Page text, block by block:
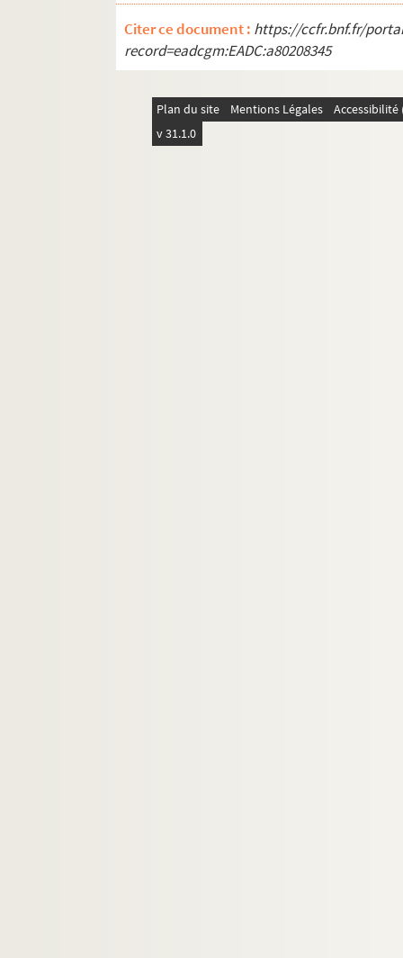
Ms Chiflet 63. « Police militaire, ou
Ms Chiflet 64. Epitaphes recueillies dans
Ms Chiflet 65. « Pièces historiques
Ms Chiflet 66. « Pièces historiques
Citer ce document : https://ccfr.bnf.fr/
record=eadcgm:EADC:a80208345
Plan du site Mentions Légales
v 31.1.0